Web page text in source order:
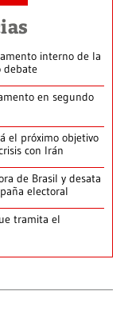
interno de la
debate
en segundo
el próximo objetivo
con Irán
de Brasil y desata
electoral
tramita el